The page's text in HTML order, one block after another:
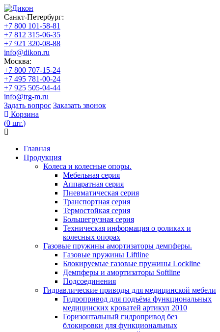
Санкт-Петербург:
+7 800 101-58-81
+7 812 315-06-35
+7 921 320-08-88
info@dikon.ru
Москва:
+7 800 707-15-24
+7 495 781-00-24
+7 925 505-04-44
info@trg-m.ru
Задать вопрос Заказать звонок
Корзина
(0 шт.)
Главная
Продукция
Колеса и колесные опоры.
Мебельная серия
Аппаратная серия
Пневматическая серия
Транспортная серия
Термостойкая серия
Большегрузная серия
Техническая информация о роликах и
колесных опорах
Газовые пружины амортизаторы демпферы.
Газовые пружины Liftline
Блокируемые газовые пружины Lockline
Демпферы и амортизаторы Softline
Подсоединения
Гидравлические приводы для медицинской мебели
Гидропривод для подъёма функциональных
медицинских кроватей артикул 2010
Горизонтальный гидропривод без
блокировки для функциональных